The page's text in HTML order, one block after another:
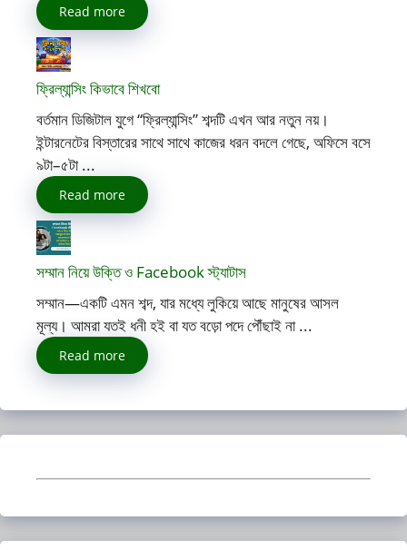
Read more
ফ্রিল্যান্সিং কিভাবে শিখবো
বর্তমান ডিজিটাল যুগে “ফ্রিল্যান্সিং” শব্দটি এখন আর নতুন নয়।
ইন্টারনেটের বিস্তারের সাথে সাথে কাজের ধরন বদলে গেছে, অফিসে বসে
৯টা–৫টা ...
Read more
সম্মান নিয়ে উক্তি ও Facebook স্ট্যাটাস
সম্মান—একটি এমন শব্দ, যার মধ্যে লুকিয়ে আছে মানুষের আসল
মূল্য। আমরা যতই ধনী হই বা যত বড়ো পদে পৌঁছাই না ...
Read more